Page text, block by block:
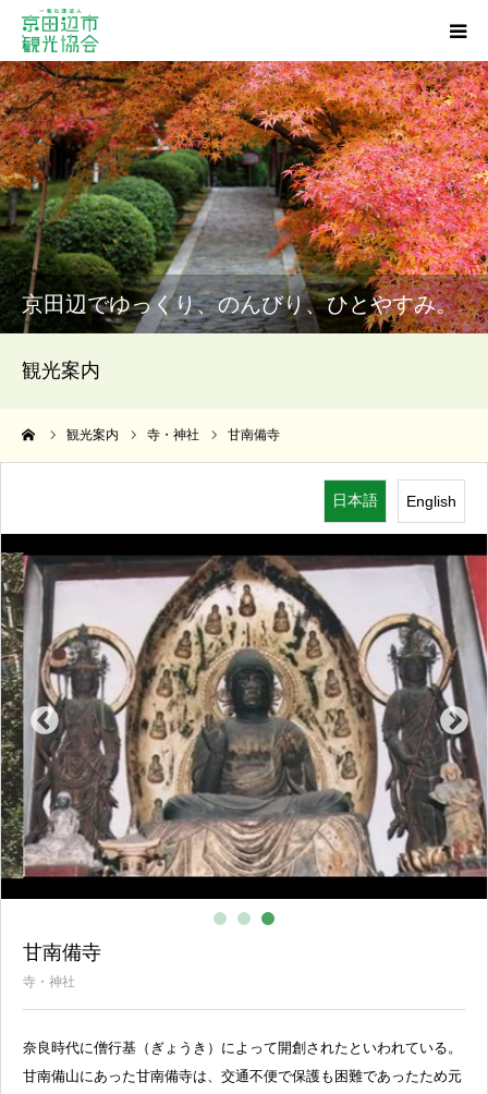
京田辺でゆっくり、のんびり、ひとやすみ。
観光案内
観光案内 寺・神社 甘南備寺
日本語 English
甘南備寺
寺・神社
奈良時代に僧行基（ぎょうき）によって開創されたといわれている。
甘南備山にあった甘南備寺は、交通不便で保護も困難であったため元
観光スポット
グルメ
ショッピング
宿泊・温泉